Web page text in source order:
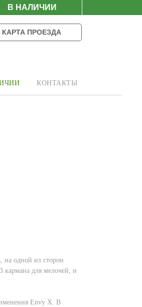
В НАЛИЧИИ
КАРТА ПРОЕЗДА
КОНТАКТЫ
на одной из сторон
кармана для мелочей, и
Envy X. В